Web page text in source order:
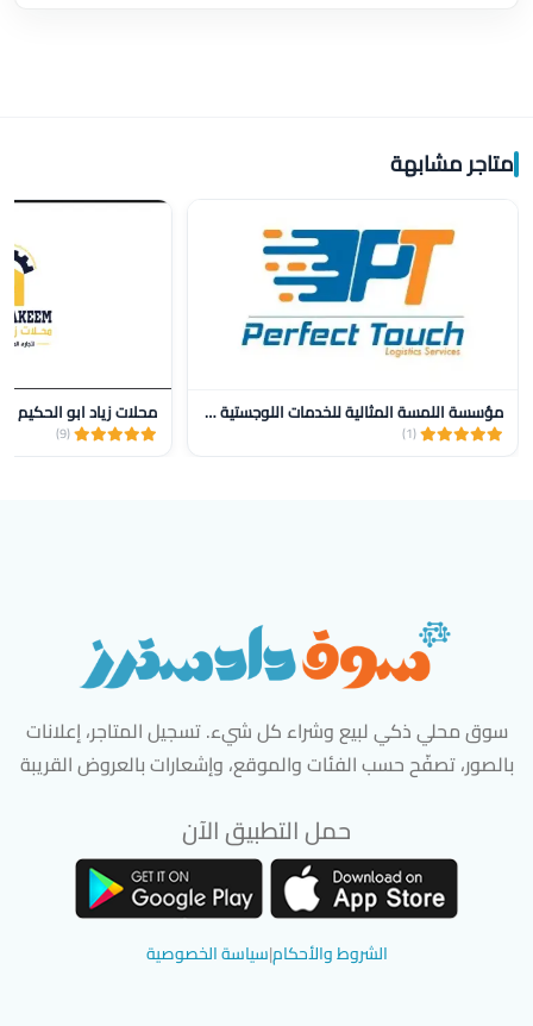
متاجر مشابهة
مؤسسة اللمسة المثالية للخدمات اللوجستية للنقل
(1)
محلات زياد ابو الحكيم
(9)
سوق محلي ذكي لبيع وشراء كل شيء. تسجيل المتاجر، إعلانات
بالصور، تصفّح حسب الفئات والموقع، وإشعارات بالعروض القريبة
حمل التطبيق الآن
الشروط والأحكام|سياسة الخصوصية